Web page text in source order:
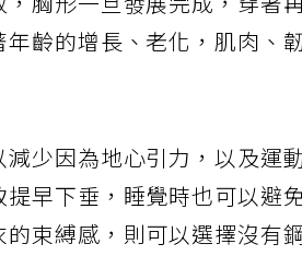
胸形一旦發展完成，穿著
齡的增長、老化，肌肉、韌
少因為地心引力，以及運動
早下垂，睡覺時也可以避
束縛感，則可以選擇沒有